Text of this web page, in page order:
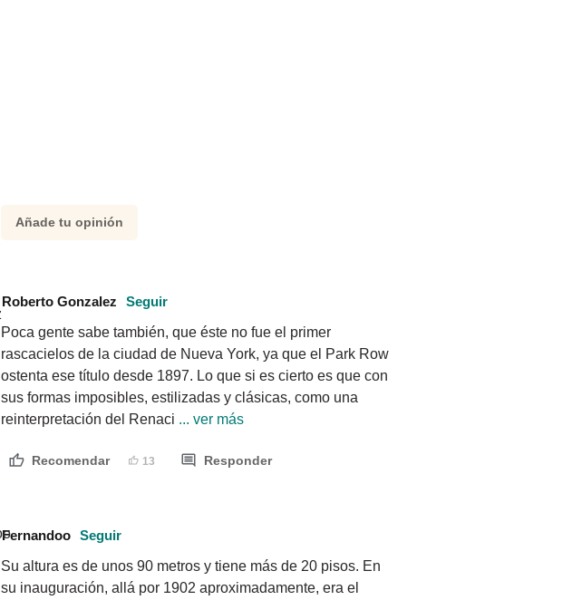
Añade tu opinión
Roberto Gonzalez
Seguir
Poca gente sabe también, que éste no fue el primer
rascacielos de la ciudad de Nueva York, ya que el Park Row
ostenta ese título desde 1897. Lo que si es cierto es que con
sus formas imposibles, estilizadas y clásicas, como una
reinterpretación del Renaci ... ver más
Recomendar 13 Responder
Fernandoo Seguir
Su altura es de unos 90 metros y tiene más de 20 pisos. En
su inauguración, allá por 1902 aproximadamente, era el